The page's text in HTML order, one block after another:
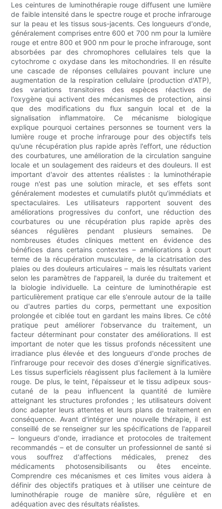
Les ceintures de luminothérapie rouge diffusent une lumière
de faible intensité dans le spectre rouge et proche infrarouge
sur la peau et les tissus sous-jacents. Ces longueurs d'onde,
généralement comprises entre 600 et 700 nm pour la lumière
rouge et entre 800 et 900 nm pour le proche infrarouge, sont
absorbées par des chromophores cellulaires tels que la
cytochrome c oxydase dans les mitochondries. Il en résulte
une cascade de réponses cellulaires pouvant inclure une
augmentation de la respiration cellulaire (production d'ATP),
des variations transitoires des espèces réactives de
l'oxygène qui activent des mécanismes de protection, ainsi
que des modifications du flux sanguin local et de la
signalisation inflammatoire. Ce mécanisme biologique
explique pourquoi certaines personnes se tournent vers la
lumière rouge et proche infrarouge pour des objectifs tels
qu'une récupération plus rapide après l'effort, une réduction
des courbatures, une amélioration de la circulation sanguine
locale et un soulagement des raideurs et des douleurs. Il est
important d'avoir des attentes réalistes : la luminothérapie
rouge n'est pas une solution miracle, et ses effets sont
généralement modestes et cumulatifs plutôt qu'immédiats et
spectaculaires. Les utilisateurs rapportent souvent des
améliorations progressives du confort, une réduction des
courbatures ou une récupération plus rapide après des
séances régulières pendant plusieurs semaines. De
nombreuses études cliniques mettent en évidence des
bénéfices dans certains contextes – améliorations à court
terme de la récupération musculaire, de la cicatrisation des
plaies ou des douleurs articulaires – mais les résultats varient
selon les paramètres de l'appareil, la durée du traitement et
la biologie individuelle. La ceinture de luminothérapie est
particulièrement pratique car elle s'enroule autour de la taille
ou d'autres parties du corps, permettant une exposition
prolongée et ciblée tout en gardant les mains libres. Ce côté
pratique peut améliorer l'observance du traitement, un
facteur déterminant pour constater des améliorations. Il est
important de noter que les tissus profonds nécessitent une
irradiance plus élevée et des longueurs d'onde proches de
l'infrarouge pour recevoir des doses d'énergie significatives.
Les tissus superficiels réagissent plus facilement à la lumière
rouge. De plus, le teint, l'épaisseur et le tissu adipeux sous-
cutané de la peau influencent la quantité de lumière
atteignant les structures profondes ; les utilisateurs doivent
donc adapter leurs attentes et leurs plans de traitement en
conséquence. Avant d'intégrer une nouvelle thérapie, il est
conseillé de se renseigner sur les spécifications de l'appareil
– longueurs d'onde, irradiance et protocoles de traitement
recommandés – et de consulter un professionnel de santé si
vous souffrez d'affections médicales, prenez des
médicaments photosensibilisants ou êtes enceinte.
Comprendre ces mécanismes et ces limites vous aidera à
définir des objectifs pratiques et à utiliser une ceinture de
luminothérapie rouge de manière sûre, régulière et en
adéquation avec des résultats réalistes.